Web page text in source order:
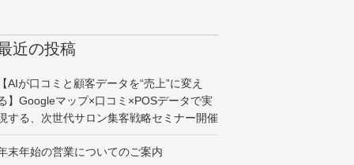
ご利用までの流れ
導入事例
近の投稿
【AIが口コミと顧客データを“売上”に変え
】Googleマップ×口コミ×POSデータで実
する、次世代サロン集客戦略セミナー開催
末年始の営業についてのご案内